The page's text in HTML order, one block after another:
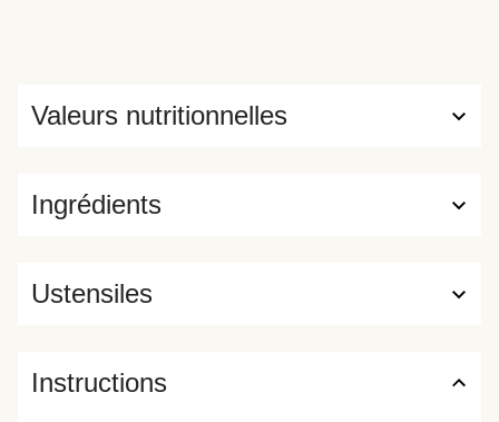
Ingrédients
Valeurs nutritionnelles
Ustensiles
Instructions